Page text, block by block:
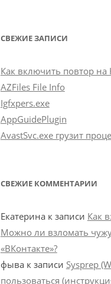
СВЕЖИЕ ЗАПИСИ
Как включить повтор
AZFiles File Info
Igfxpers.exe
AppGuidePlugin
AvastSvc.exe грузит
СВЕЖИЕ КОММЕНТАРИИ
Екатеринак записи Как
Можно ли взломать
«ВКонтакте»?
фывак записи Sysprep
пользоваться